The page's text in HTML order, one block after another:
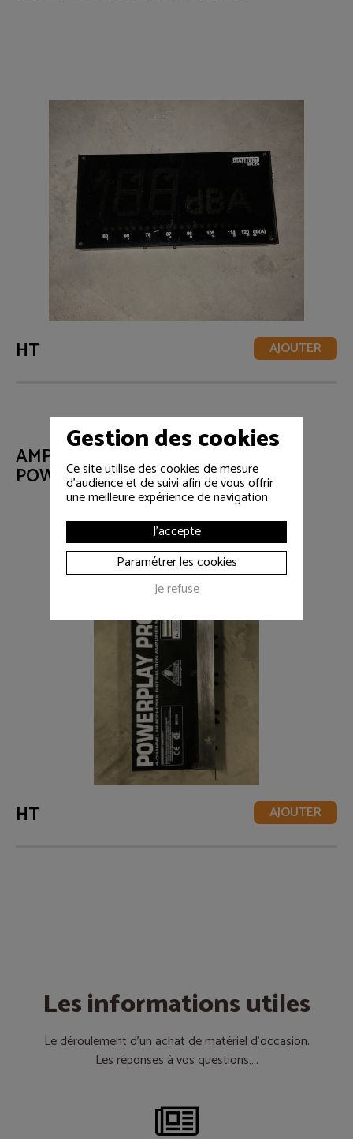
HT AJOUTER
AMPLIFICATEUR BEHRINGER
POWERPLAY PRO-XL HA4700
HT AJOUTER
Les informations utiles
Le déroulement d’un achat de matériel d’occasion.
Les réponses à vos questions….
Gestion des cookies
Ce site utilise des cookies de mesure
d'audience et de suivi afin de vous offrir
une meilleure expérience de navigation.
J'accepte
Paramétrer les cookies
Je refuse